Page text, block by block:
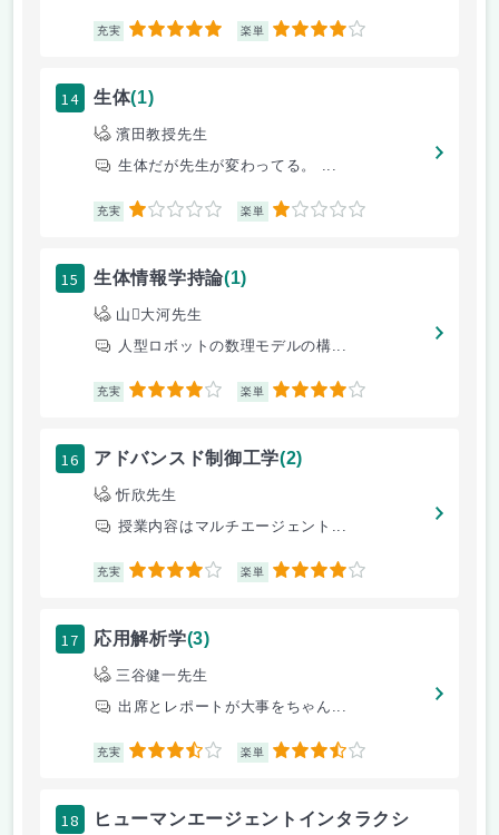
充実 5 楽単 4
14 生体(1)
濱田教授先生
生体だが先生が変わってる。 ...
充実 1 楽単 1
15 生体情報学持論(1)
山大河先生
人型ロボットの数理モデルの構...
充実 4 楽単 4
16 アドバンスド制御工学(2)
忻欣先生
授業内容はマルチエージェント...
充実 4 楽単 4
17 応用解析学(3)
三谷健一先生
出席とレポートが大事をちゃん...
充実 3.5 楽単 3.5
18
ヒューマンエージェントインタラクシ